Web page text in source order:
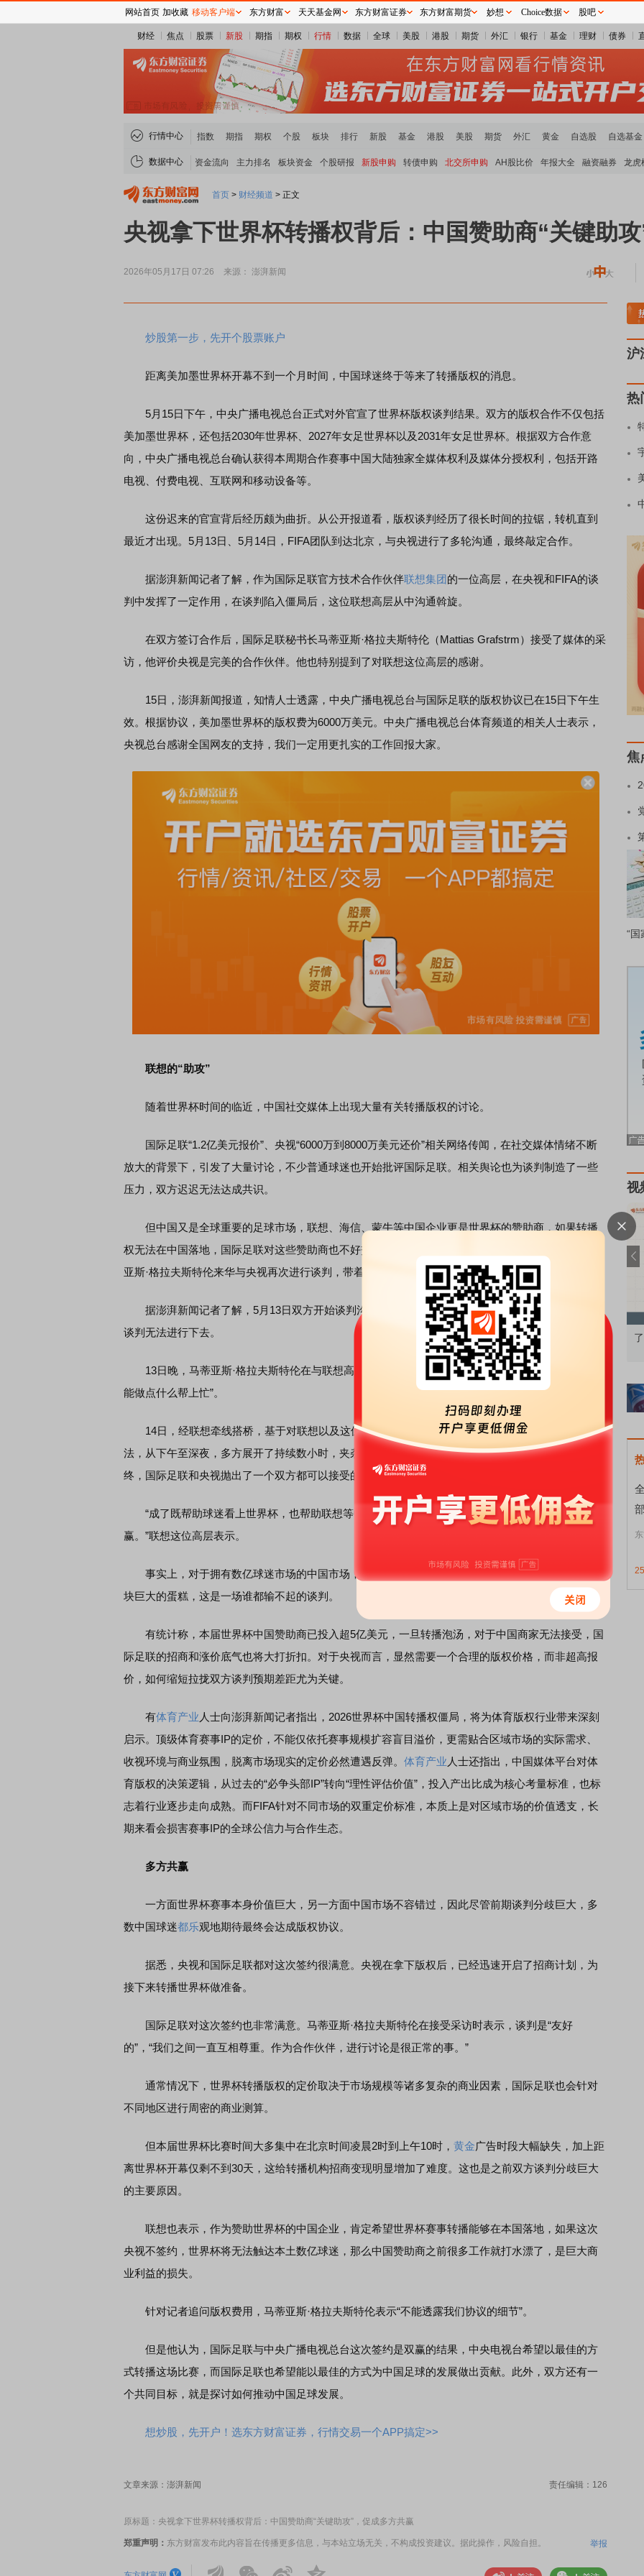
财经 焦点 股票 新股 期指 期权 行情 数据 全球 美股 港股 期货 外汇 银行 基金 理财 债券
行情中心 指数 期指 期权 个股 板块 排行 新股 基金 港股 美股 期货 外汇 黄金 自选股 自选基金
数据中心 资金流向 主力排名 板块资金 个股研报 新股申购 转债申购 北交所申购 AH股比价 年报大全 融资融券 龙虎
首页 > 财经频道 > 正文
央视拿下世界杯转播权背后：中国赞助商“关键助
2026年05月17日 07:26 来源： 澎湃新闻
炒股第一步，先开个股票账户
距离美加墨世界杯开幕不到一个月时间，中国球迷终于等来了转播版权的消息。
5月15日下午，中央广播电视总台正式对外官宣了世界杯版权谈判结果。双方的版权合作不仅包括
美加墨世界杯，还包括2030年世界杯、2027年女足世界杯以及2031年女足世界杯。根据双方合作意
向，中央广播电视总台确认获得本周期合作赛事中国大陆独家全媒体权利及媒体分授权利，包括开路
电视、付费电视、互联网和移动设备等。
这份迟来的官宣背后经历颇为曲折。从公开报道看，版权谈判经历了很长时间的拉锯，转机直到
最近才出现。5月13日、5月14日，FIFA团队到达北京，与央视进行了多轮沟通，最终敲定合作。
据澎湃新闻记者了解，作为国际足联官方技术合作伙伴联想集团的一位高层，在央视和FIFA的谈
判中发挥了一定作用，在谈判陷入僵局后，这位联想高层从中沟通斡旋。
在双方签订合作后，国际足联秘书长马蒂亚斯·格拉夫斯特伦（Mattias Grafstrm）接受了媒体的采
访，他评价央视是完美的合作伙伴。他也特别提到了对联想这位高层的感谢。
15日，澎湃新闻报道，知情人士透露，中央广播电视总台与国际足联的版权协议已在15日下午生
效。根据协议，美加墨世界杯的版权费为6000万美元。中央广播电视总台体育频道的相关人士表示，
央视总台感谢全国网友的支持，我们一定用更扎实的工作回报大家。
联想的“助攻”
随着世界杯时间的临近，中国社交媒体上出现大量有关转播版权的讨论。
国际足联“1.2亿美元报价”、央视“6000万到8000万美元还价”相关网络传闻，在社交媒体情绪不断
放大的背景下，引发了大量讨论，不少普通球迷也开始批评国际足联。相关舆论也为谈判制造了一些
压力，双方迟迟无法达成共识。
但中国又是全球重要的足球市场，联想、海信、蒙牛等中国企业更是世界杯的赞助商，如果转播
权无法在中国落地，国际足联对这些赞助商也不好交代。为此，国际足联派出了国际足联秘书长马蒂
亚斯·格拉夫斯特伦来华与央视再次进行谈判，带着他认为“最有诚意的价格”。
据澎湃新闻记者了解，5月13日双方开始谈判沟通时，双方价格分歧巨大，且缺乏信任基础，使得
谈判无法进行下去。
13日晚，马蒂亚斯·格拉夫斯特伦在与联想高层见面时表达了沮丧和无措，后者主动表示“看看能不
能做点什么帮上忙”。
14日，经联想牵线搭桥，基于对联想以及这位高管的信任，谈判双方开始积极表达自己的真实想
法，从下午至深夜，多方展开了持续数小时，夹杂着中文、英文、微信、电话与邮件的密集沟通。最
终，国际足联和央视抛出了一个双方都可以接受的方案。
“成了既帮助球迷看上世界杯，也帮助联想等中国赞助商落地，对央视来说也是好事，这是多
赢。”联想这位高层表示。
事实上，对于拥有数亿球迷市场的中国市场，无论是国际足联、央视还是赞助商，都不想错失这
块巨大的蛋糕，这是一场谁都输不起的谈判。
有统计称，本届世界杯中国赞助商已投入超5亿美元，一旦转播泡汤，对于中国商家无法接受，国
际足联的招商和涨价底气也将大打折扣。对于央视而言，显然需要一个合理的版权价格，而非超高报
价，如何缩短拉拢双方谈判预期差距尤为关键。
有体育产业人士向澎湃新闻记者指出，2026世界杯中国转播权僵局，将为体育版权行业带来深刻
启示。顶级体育赛事IP的定价，不能仅依托赛事规模扩容盲目溢价，更需贴合区域市场的实际需求、
收视环境与商业氛围，脱离市场现实的定价必然遭遇反弹。 体育产业人士还指出，中国媒体平台对体
育版权的决策逻辑，从过去的“必争头部IP”转向“理性评估价值”，投入产出比成为核心考量标准，也标
志着行业逐步走向成熟。而FIFA针对不同市场的双重定价标准，本质上是对区域市场的价值透支，长
期来看会损害赛事IP的全球公信力与合作生态。
多方共赢
一方面世界杯赛事本身价值巨大，另一方面中国市场不容错过，因此尽管前期谈判分歧巨大，多
数中国球迷都乐观地期待最终会达成版权协议。
据悉，央视和国际足联都对这次签约很满意。央视在拿下版权后，已经迅速开启了招商计划，为
接下来转播世界杯做准备。
国际足联对这次签约也非常满意。马蒂亚斯·格拉夫斯特伦在接受采访时表示，谈判是“友好
的”，“我们之间一直互相尊重。作为合作伙伴，进行讨论是很正常的事。”
通常情况下，世界杯转播版权的定价取决于市场规模等诸多复杂的商业因素，国际足联也会针对
不同地区进行周密的商业测算。
但本届世界杯比赛时间大多集中在北京时间凌晨2时到上午10时， 黄金广告时段大幅缺失，加上距
离世界杯开幕仅剩不到30天，这给转播机构招商变现明显增加了难度。这也是之前双方谈判分歧巨大
的主要原因。
联想也表示，作为赞助世界杯的中国企业，肯定希望世界杯赛事转播能够在本国落地，如果这次
央视不签约，世界杯将无法触达本土数亿球迷，那么中国赞助商之前很多工作就打水漂了，是巨大商
业利益的损失。
针对记者追问版权费用，马蒂亚斯·格拉夫斯特伦表示“不能透露我们协议的细节”。
但是他认为，国际足联与中央广播电视总台这次签约是双赢的结果，中央电视台希望以最佳的方
式转播这场比赛，而国际足联也希望能以最佳的方式为中国足球的发展做出贡献。此外，双方还有一
个共同目标，就是探讨如何推动中国足球发展。
想炒股，先开户！选东方财富证券，行情交易一个APP搞定>>
文章来源：澎湃新闻 责任编辑：126
原标题：央视拿下世界杯转播权背后：中国赞助商“关键助攻”，促成多方共赢
郑重声明： 东方财富发布此内容旨在传播更多信息，与本站立场无关，不构成投资建议。据此操作，风险自担。 举报
A股估值分析全览
沪
热
焦
“国
视
连线｜东方财富证券陈果：A股再平衡的
债券知识通识：从基础认知到特色品种 了解北交所知识 做理性投资者
网站首页 加收藏 移动客户端 东方财富 天天基金网 东方财富证券 东方财富期货 妙想 Choice数据 股吧